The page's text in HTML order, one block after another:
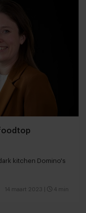
kitchen Domino's
14 maart 2023 4 min